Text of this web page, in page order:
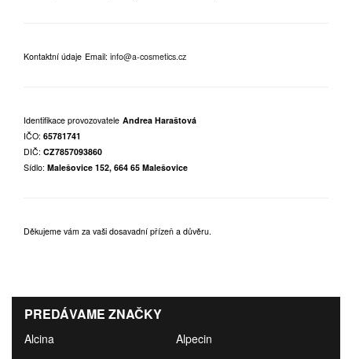
Kontaktní údaje Email: info@a-cosmetics.cz
Identifikace provozovatele Andrea Haraštová
IČO: 65781741
DIČ: CZ7857093860
Sídlo: Malešovice 152, 664 65 Malešovice
Děkujeme vám za vaši dosavadní přízeň a důvěru.
PREDÁVAME ZNAČKY
Alcina
Alpecin